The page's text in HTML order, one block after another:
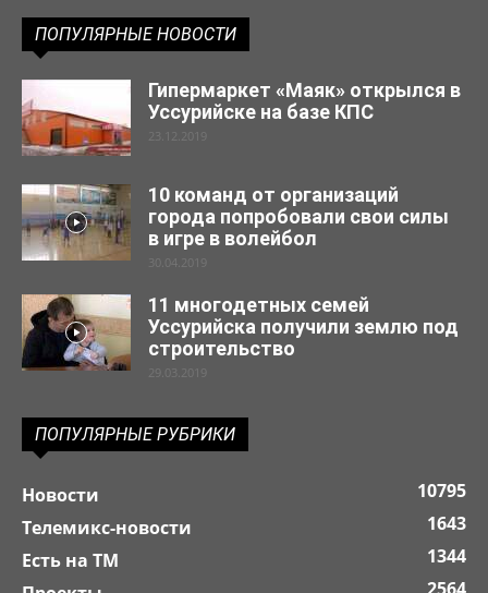
ПОПУЛЯРНЫЕ НОВОСТИ
Гипермаркет «Маяк» открылся в
Уссурийске на базе КПС
23.12.2019
10 команд от организаций
города попробовали свои силы
в игре в волейбол
30.04.2019
11 многодетных семей
Уссурийска получили землю под
строительство
29.03.2019
ПОПУЛЯРНЫЕ РУБРИКИ
Новости
10795
Телемикс-новости
1643
Есть на ТМ
1344